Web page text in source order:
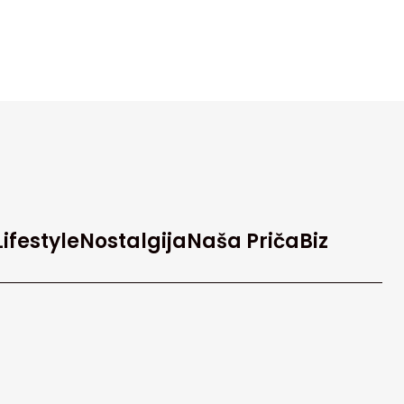
NostalgijaNaša PričaBiz